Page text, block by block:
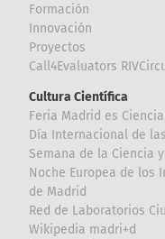
Formación
Innovación
Proyectos
Call4Evaluators
Cultura Científica
Feria Madrid es Ciencia
Día Internacional de
Semana de la Ciencia
Noche Europea de los
de Madrid
Red de Laboratorios
Wikipedia madri+d